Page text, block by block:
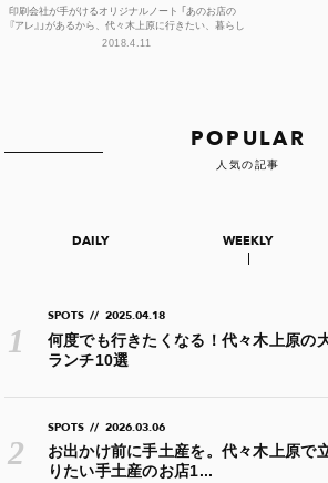
印刷会社が手がけるオリジナルノート 「あのお店の
『アレ』」があるから、代々木上原に行きたい、暮らし
たい！と思える名物をご紹介する連載企画第12回。
2018.4.11
POPULAR
人気の記事
DAILY WEEKLY
SPOTS // 2025.04.18
何度でも行きたくなる！代々木上原の
ランチ10選
SPOTS // 2026.03.06
お出かけ前に手土産を。代々木上原で
りたい手土産のお店1...